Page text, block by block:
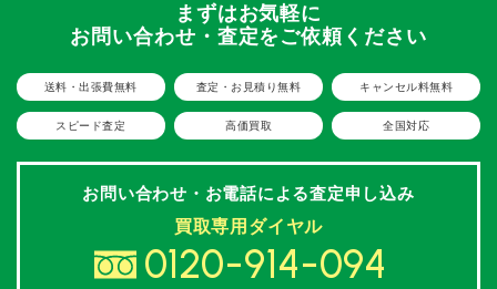
まずはお気軽に
お問い合わせ・査定をご依頼ください
送料・出張費無料 査定・お見積り無料 キャンセル料無料
スピード査定 高価買取 全国対応
お問い合わせ・お電話による査定申し込み
買取専用ダイヤル
0120-914-094